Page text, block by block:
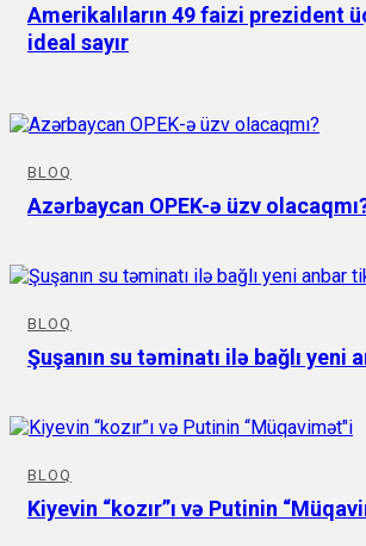
Amerikalıların 49 faizi prezident
ideal sayır
BLOQ
Azərbaycan OPEK-ə üzv
BLOQ
Şuşanın su təminatı ilə bağlı yeni
BLOQ
Kiyevin “kozır”ı və Putinin